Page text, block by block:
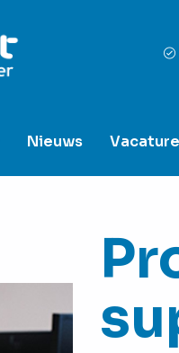
Nieuws